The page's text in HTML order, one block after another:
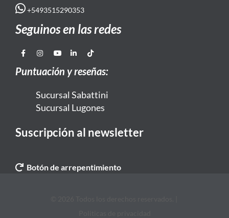
+5493515290353
Seguinos en las redes
Puntuación y reseñas:
Sucursal Sabattini
Sucursal Lugones
Suscripción al newsletter
Botón de arrepentimiento